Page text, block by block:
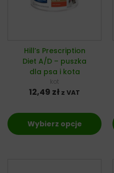
Hill’s Prescription
Diet A/D – puszka
dla psa i kota
kot
12,49 zł z VAT
Wybierz opcje